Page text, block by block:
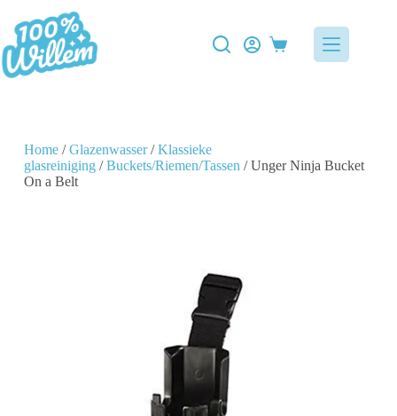
Home/Glazenwasser/Klassieke
glasreiniging/Buckets/Riemen/Tassen / Unger Ninja Bucket
On a Belt